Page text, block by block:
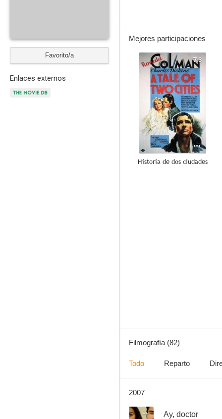
Favorito/a
Enlaces externos
Mejores participaciones
7.3
Historia de dos ciudades
Filmografía (82)
Todo Reparto
2007
-- Ay, doctor